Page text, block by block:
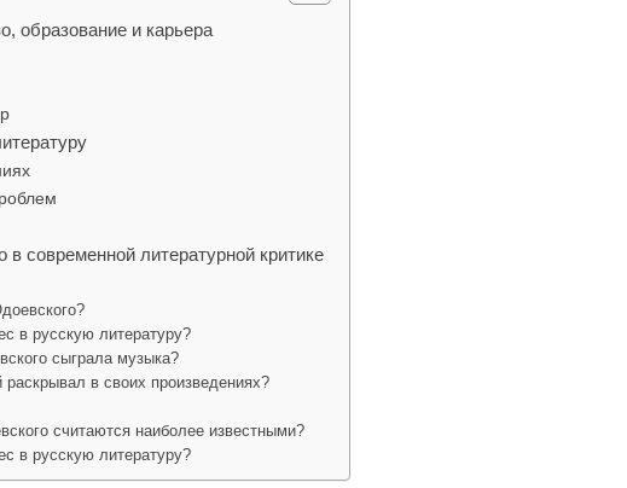
образование и карьера
современной литературной критике
в русскую литературу?
сыграла музыка?
в своих произведениях?
считаются наиболее известными?
в русскую литературу?